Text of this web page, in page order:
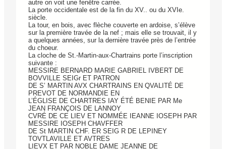
autre on voit une fenêtre carrée.
La porte occidentale est de la fin du XV.. ou du XVIe.
siècle.
La tour, en bois, avec flèche couverte en ardoise, s’élève
sur la première travée de la nef ; mais elle se trouvait, il y
a quelques années, sur la dernière travée près de l’entrée
du choeur.
La cloche de St.-Martin-aux-Chartrains porte l’inscription
suivante :
MESSIRE BERNARD MARIE GABRIEL IVBERT DE
BOVVILLE SEIGr ET PATRON
DE S’ MARTIN AVX CHARTRAINS EN QVALITÉ DE
PREVOT DE NORMANDIE EN
L’ÉGLISE DE CHARTRES IAY ÉTÉ BENIE PAR Me
JEAN FRANÇOIS DE LANNOY
CVRÉ DE CE LIEV ET NOMMÉE IEANNE IOSEPH PAR
MESSIRE IOSEPH CHAVFFER
DE St MARTIN CHF. ER SEIG R DE LEPINEY
TOVTLAVILLE ET AVTRES
LIEVX ET PAR NOBLE DAME JEANNE DE